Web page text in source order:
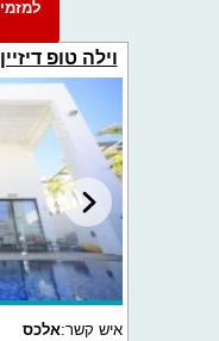
וילה טופ דיזיין
איש קשר:אלכס